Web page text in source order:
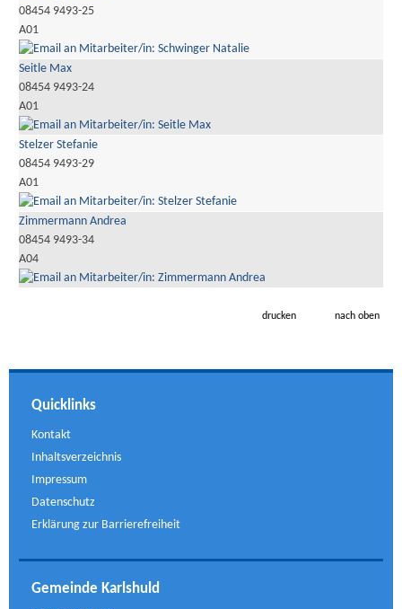
08454 9493-25
A01
Seitle Max
08454 9493-24
A01
Stelzer Stefanie
08454 9493-29
A01
Zimmermann Andrea
08454 9493-34
A04
drucken nach oben
Quicklinks
Kontakt
Inhaltsverzeichnis
Impressum
Datenschutz
Erklärung zur Barrierefreiheit
Gemeinde Karlshuld